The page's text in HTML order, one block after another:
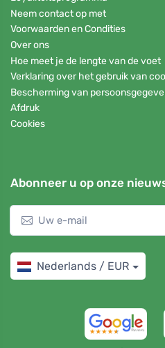
Neem contact op met
Voorwaarden en Condities
Over ons
Hoe meet je de lengte van de voet
Verklaring over het gebruik van
Bescherming van
Afdruk
Cookies
Abonneer u op onze
Nederlands / EUR